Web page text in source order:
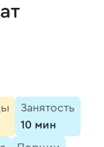
Занятость
10 мин